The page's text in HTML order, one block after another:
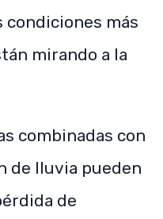
condiciones más
mirando a la
combinadas con
de lluvia pueden
de